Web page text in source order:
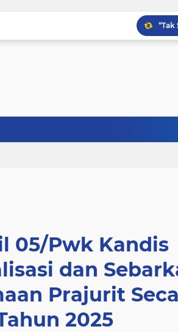
05/Pwk Kandis
dan
Prajurit
2025